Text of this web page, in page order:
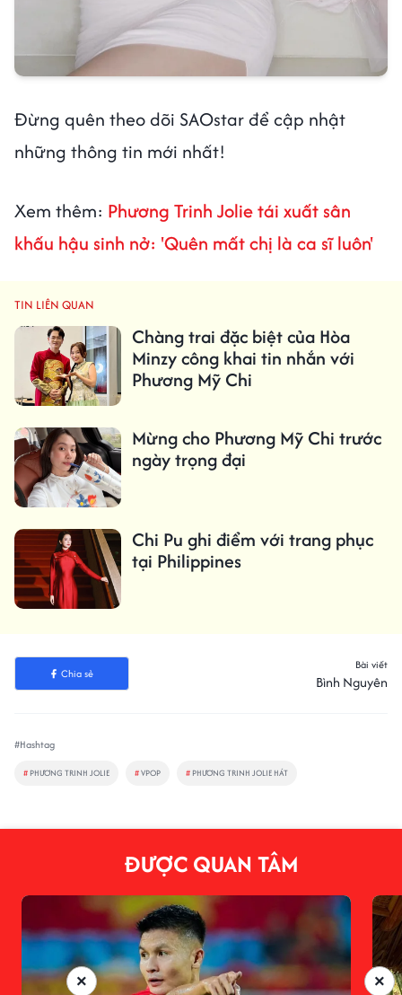
Đừng quên theo dõi SAOstar để cập nhật
những thông tin mới nhất!
Xem thêm: Phương Trinh Jolie tái xuất sân
khấu hậu sinh nở: 'Quên mất chị là ca sĩ luôn'
TIN LIÊN QUAN
Chàng trai đặc biệt của Hòa
Minzy công khai tin nhắn với
Phương Mỹ Chi
Mừng cho Phương Mỹ Chi trước
ngày trọng đại
Chi Pu ghi điểm với trang phục
tại Philippines
Chia sẻ
Bài viết
Bình Nguyên
#Hashtag
# PHƯƠNG TRINH JOLIE #VPOP # PHƯƠNG TRINH JOLIE HÁT
ĐƯỢC QUAN TÂM
×
×